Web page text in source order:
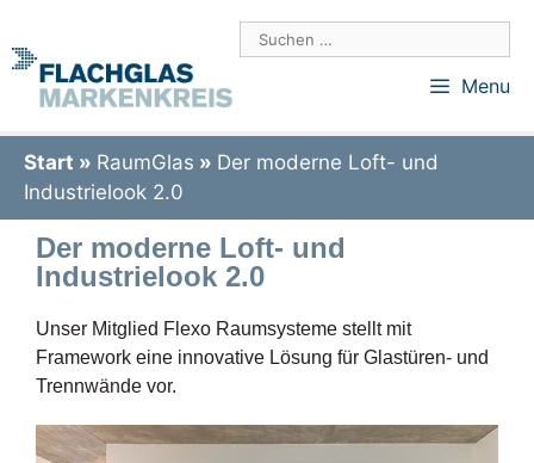
Menu
Start » RaumGlas » Der moderne Loft- und
Industrielook 2.0
Der moderne Loft- und
Industrielook 2.0
Unser Mitglied Flexo Raumsysteme stellt mit
Framework eine innovative Lösung für Glastüren- und
Trennwände vor.